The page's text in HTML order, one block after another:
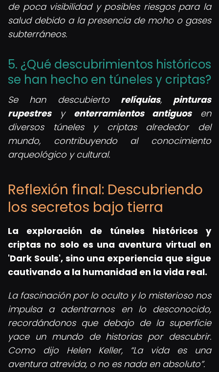
de poca visibilidad y posibles riesgos para la
salud debido a la presencia de moho o gases
subterráneos.
5. ¿Qué descubrimientos históricos
se han hecho en túneles y criptas?
Se han descubierto relíquias, pinturas
rupestresy enterramientos antiguosen
diversos túneles y criptas alrededor del
mundo, contribuyendo al conocimiento
arqueológico y cultural.
Reflexión final: Descubriendo
los secretos bajo tierra
La exploración de túneles históricos y
criptas no solo es una aventura virtual en
'Dark Souls', sino una experiencia que sigue
cautivando a la humanidad en la vida real.
La fascinación por lo oculto y lo misterioso nos
impulsa a adentrarnos en lo desconocido,
recordándonos que debajo de la superficie
yace un mundo de historias por descubrir.
Como dijo Helen Keller,
La vida es una
aventura atrevida, o no es nada en absoluto .